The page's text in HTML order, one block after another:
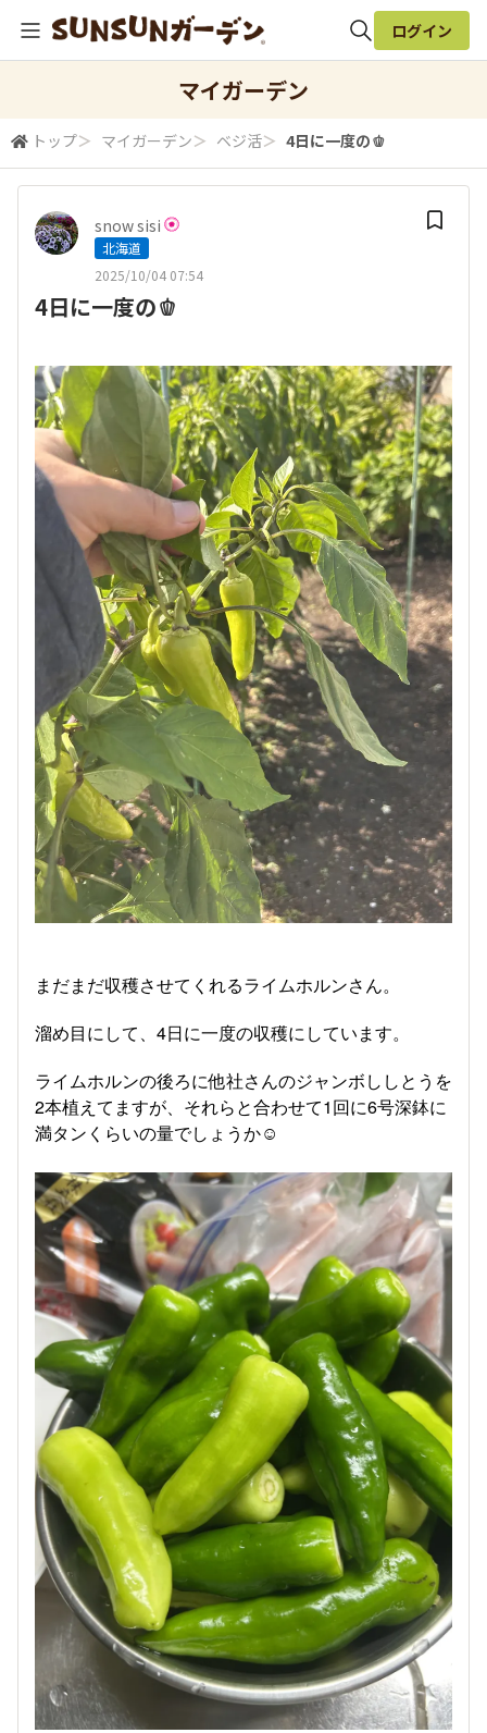
検索
ログイン
マイガーデン
トップ＞ マイガーデン＞ ベジ活＞ 4日に一度の🫑
snow sisi
北海道
2025/10/04 07:54
4日に一度の🫑
まだまだ収穫させてくれるライムホルンさん。
溜め目にして、4日に一度の収穫にしています。
ライムホルンの後ろに他社さんのジャンボししとうを
2本植えてますが、それらと合わせて1回に6号深鉢に
満タンくらいの量でしょうか☺️